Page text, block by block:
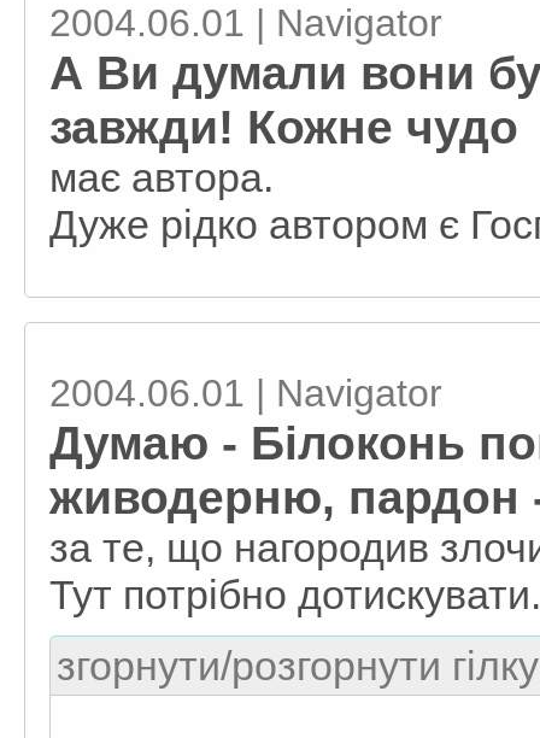
2004.06.01 | Navigator
А Ви думали вони
завжди! Кожне чудо
має автора.
Дуже рідко автором є
2004.06.01 | Navigator
Думаю - Білоконь
живодерню, пардон
за те, що нагородив
Тут потрібно
згорнути/розгорнути